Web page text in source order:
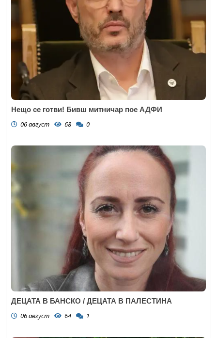
Нещо се готви! Бивш митничар пое АДФИ
06 август 68 0
ДЕЦАТА В БАНСКО / ДЕЦАТА В ПАЛЕСТИНА
06 август 64 1